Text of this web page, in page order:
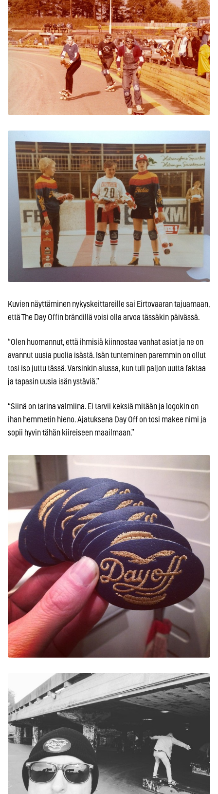
Kuvien näyttäminen nykyskeittareille sai Eirtovaaran tajuamaan,
että The Day Offin brändillä voisi olla arvoa tässäkin päivässä.
“Olen huomannut, että ihmisiä kiinnostaa vanhat asiat ja ne on
avannut uusia puolia isästä. Isän tunteminen paremmin on ollut
tosi iso juttu tässä. Varsinkin alussa, kun tuli paljon uutta faktaa
ja tapasin uusia isän ystäviä.”
“Siinä on tarina valmiina. Ei tarvii keksiä mitään ja logokin on
ihan hemmetin hieno. Ajatuksena Day Off on tosi makee nimi ja
sopii hyvin tähän kiireiseen maailmaan.”